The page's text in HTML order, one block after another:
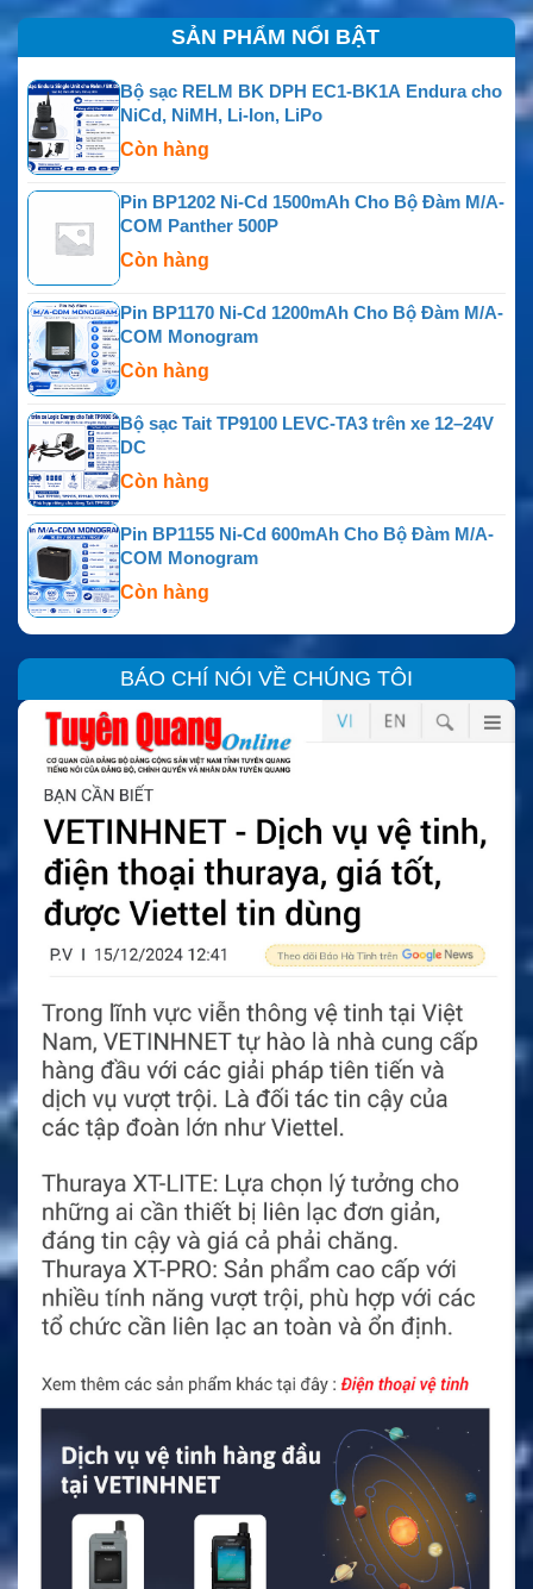
SẢN PHẨM NỔI BẬT
Bộ sạc RELM BK DPH EC1-BK1A Endura cho
NiCd, NiMH, Li-Ion, LiPo
Còn hàng
Pin BP1202 Ni-Cd 1500mAh Cho Bộ Đàm M/A-
COM Panther 500P
Còn hàng
Pin BP1170 Ni-Cd 1200mAh Cho Bộ Đàm M/A-
COM Monogram
Còn hàng
Bộ sạc Tait TP9100 LEVC-TA3 trên xe 12–24V
DC
Còn hàng
Pin BP1155 Ni-Cd 600mAh Cho Bộ Đàm M/A-
COM Monogram
Còn hàng
BÁO CHÍ NÓI VỀ CHÚNG TÔI